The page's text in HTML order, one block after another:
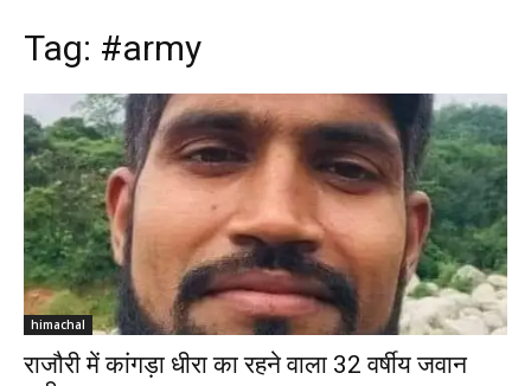
Tag: #army
himachal
राजौरी में कांगड़ा धीरा का रहने वाला 32 वर्षीय जवान